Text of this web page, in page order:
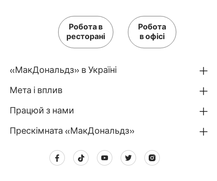
Робота в
ресторані
Робота
в офісі
«МакДональдз» в Україні
Мета і вплив
Працюй з нами
Прескімната «МакДональдз»